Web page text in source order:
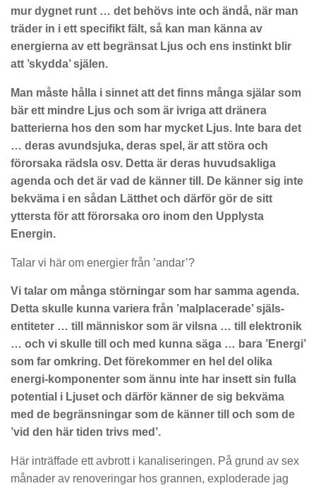
mur dygnet runt … det behövs inte och ändå, när man
träder in i ett specifikt fält, så kan man känna av
energierna av ett begränsat Ljus och ens instinkt blir
att ’skydda’ själen.
Man måste hålla i sinnet att det finns många själar som
bär ett mindre Ljus och som är ivriga att dränera
batterierna hos den som har mycket Ljus. Inte bara det
… deras avundsjuka, deras spel, är att störa och
förorsaka rädsla osv. Detta är deras huvudsakliga
agenda och det är vad de känner till. De känner sig inte
bekväma i en sådan Lätthet och därför gör de sitt
yttersta för att förorsaka oro inom den Upplysta
Energin.
Talar vi här om energier från ’andar’?
Vi talar om många störningar som har samma agenda.
Detta skulle kunna variera från ’malplacerade’ själs-
entiteter … till människor som är vilsna … till elektronik
… och vi skulle till och med kunna säga … bara ’Energi’
som far omkring. Det förekommer en hel del olika
energi-komponenter som ännu inte har insett sin fulla
potential i Ljuset och därför känner de sig bekväma
med de begränsningar som de känner till och som de
’vid den här tiden trivs med’.
Här inträffade ett avbrott i kanaliseringen. På grund av sex
månader av renoveringar hos grannen, exploderade jag